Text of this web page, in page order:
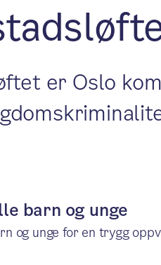
er Oslo
barn og unge
og unge for en trygg